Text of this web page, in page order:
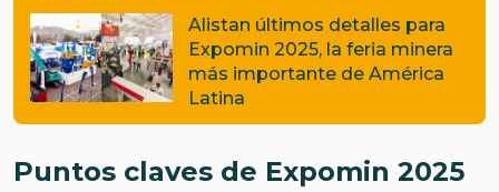
Alistan últimos detalles para
Expomin 2025, la feria minera
más importante de América
Latina
Puntos claves de Expomin 2025